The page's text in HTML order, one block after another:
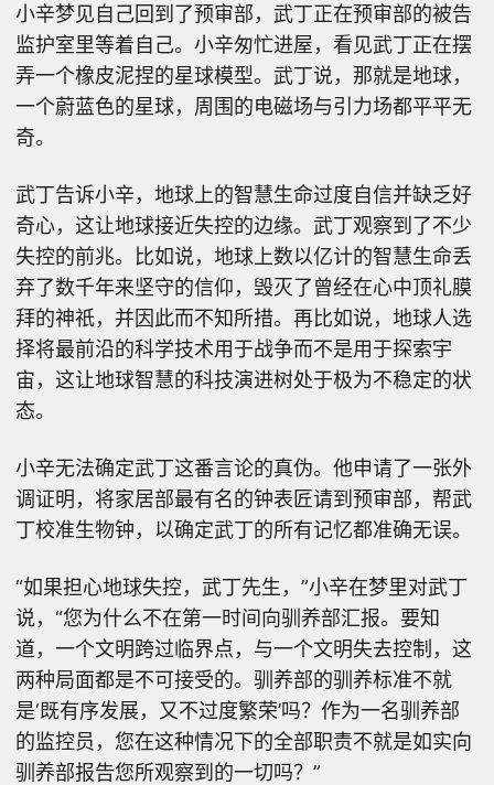
小辛梦见自己回到了预审部，武丁正在预审部的被告
监护室里等着自己。小辛匆忙进屋，看见武丁正在摆
弄一个橡皮泥捏的星球模型。武丁说，那就是地球，
一个蔚蓝色的星球，周围的电磁场与引力场都平平无
奇。
武丁告诉小辛，地球上的智慧生命过度自信并缺乏好
奇心，这让地球接近失控的边缘。武丁观察到了不少
失控的前兆。比如说，地球上数以亿计的智慧生命丢
弃了数千年来坚守的信仰，毁灭了曾经在心中顶礼膜
拜的神祇，并因此而不知所措。再比如说，地球人选
择将最前沿的科学技术用于战争而不是用于探索宇
宙，这让地球智慧的科技演进树处于极为不稳定的状
态。
小辛无法确定武丁这番言论的真伪。他申请了一张外
调证明，将家居部最有名的钟表匠请到预审部，帮武
丁校准生物钟，以确定武丁的所有记忆都准确无误。
“如果担心地球失控，武丁先生，”小辛在梦里对武丁
说，“您为什么不在第一时间向驯养部汇报。要知
道，一个文明跨过临界点，与一个文明失去控制，这
两种局面都是不可接受的。驯养部的驯养标准不就
是‘既有序发展，又不过度繁荣’吗？作为一名驯养部
的监控员，您在这种情况下的全部职责不就是如实向
驯养部报告您所观察到的一切吗？”